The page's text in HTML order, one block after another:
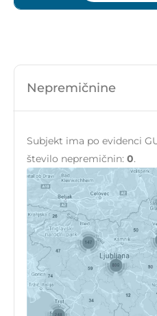
Nepremičnine
Subjekt ima po evidenci
število nepremičnin: 0.